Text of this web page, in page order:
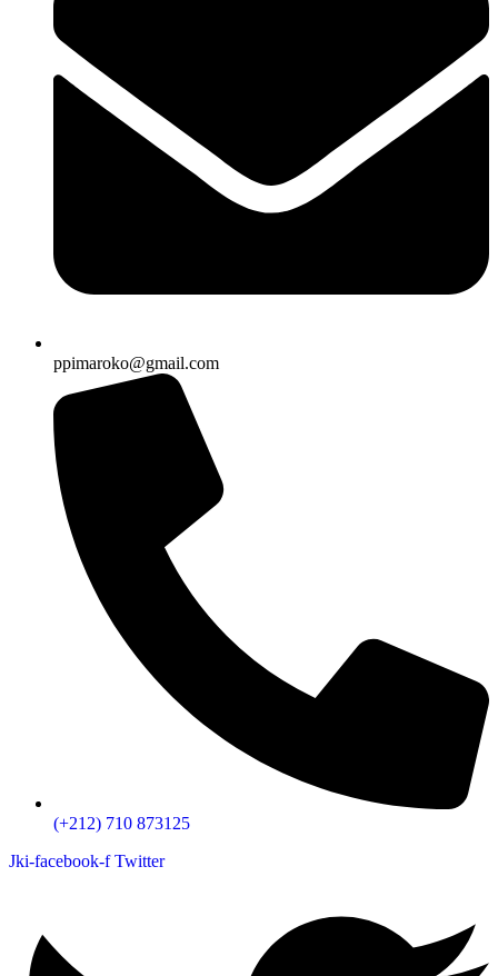
ppimaroko@gmail.com
(+212) 710 873125
Jki-facebook-f Twitter